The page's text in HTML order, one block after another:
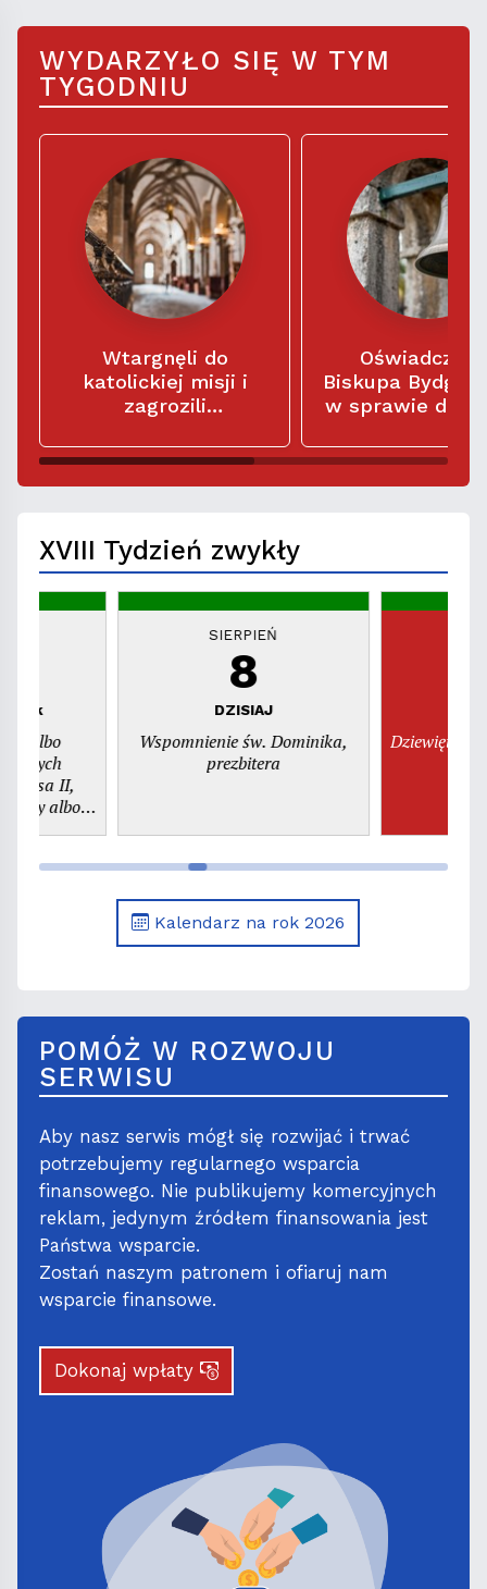
WYDARZYŁO SIĘ W TYM
TYGODNIU
Wtargnęli do
katolickiej misji i
zagrozili
siedem dni na
Biskupa
w sprawie
parafialnym
XVIII Tydzień zwykły
albo
albo
SIERPIEŃ
8
DZISIAJ
Wspomnienie św. Dominika,
prezbitera
Kalendarz na rok 2026
POMÓŻ W ROZWOJU
SERWISU
Aby nasz serwis mógł się rozwijać i trwać
potrzebujemy regularnego wsparcia
finansowego. Nie publikujemy komercyjnych
reklam, jedynym źródłem finansowania jest
Państwa wsparcie.
Zostań naszym patronem i ofiaruj nam
wsparcie finansowe.
Dokonaj wpłaty